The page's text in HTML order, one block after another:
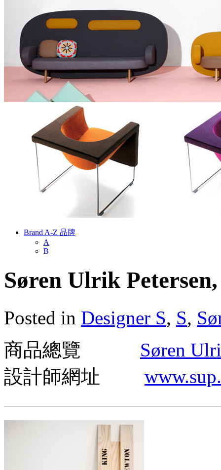
Brand A-Z 品牌
A
B
E
F
J
L
M
N
O
P
Q
U
Søren Ulrik
Posted in Designer S, S,
商品總覽 Søren
設計師網址